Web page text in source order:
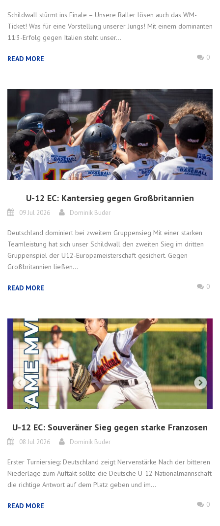
Schildwall stürmt ins Finale – Unsere Baller lösen auch das WM-
Ticket! Was für eine Vorstellung unserer Jungs! Mit einem dominanten
11:3-Erfolg gegen Italien steht unser...
READ MORE 0
U-12 EC: Kantersieg gegen Großbritannien
09 Jul 2026 Dominik Buder
Deutschland dominiert bei zweitem Gruppensieg Mit einer starken
Teamleistung hat sich unser Schildwall den zweiten Sieg im dritten
Gruppenspiel der U12-Europameisterschaft gesichert. Gegen
Großbritannien ließen...
READ MORE 0
U-12 EC: Souveräner Sieg gegen starke Franzosen
08 Jul 2026 Dominik Buder
Erster Turniersieg: Deutschland zeigt Nervenstärke Nach der bitteren
Niederlage zum Auftakt sollte die Deutsche U-12 Nationalmannschaft
die richtige Antwort auf dem Platz geben und im...
READ MORE 0